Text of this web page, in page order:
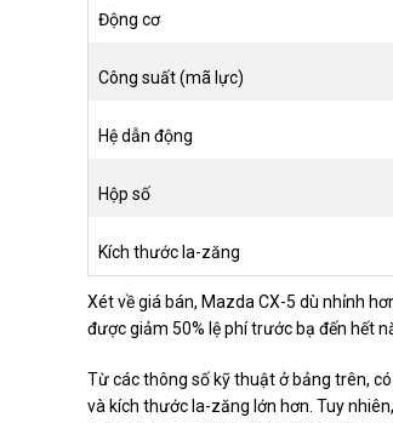
Động cơ
Công suất (mã lực)
Hệ dẫn động
Hộp số
Kích thước la-zăng
Xét về giá bán, Mazda CX-5 dù nhỉnh
được giảm 50% lệ phí trước bạ đến hết
Từ các thông số kỹ thuật ở bảng trên,
và kích thước la-zăng lớn hơn. Tuy